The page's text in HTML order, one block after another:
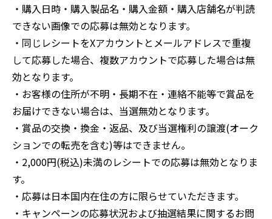
・購入日時・購入製品名・購入金額・購入店舗名が判読
できない画像での応募は無効となります。
・同じレシートをXアカウントとメールアドレスで重複
して応募した場合、複数アカウントで応募した場合は無
効となります。
・お客様の住所が不明・長期不在・連絡不能等で賞品を
お届けできない場合は、当選無効となります。
・賞品の交換・換金・返品、及び当選権利の譲渡(オーク
ションでの転売を含む)等はできません。
・2,000円(税込)未満のレシートでの応募は無効となりま
す。
・応募は日本国内在住の方に限らせていただきます。
・キャンペーンの応募状況および抽選結果に関するお問